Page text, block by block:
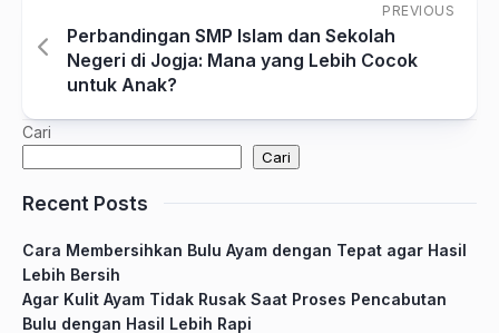
PREVIOUS
Perbandingan SMP Islam dan Sekolah
Negeri di Jogja: Mana yang Lebih Cocok
untuk Anak?
Cari
Cari
Recent Posts
Cara Membersihkan Bulu Ayam dengan Tepat agar Hasil
Lebih Bersih
Agar Kulit Ayam Tidak Rusak Saat Proses Pencabutan
Bulu dengan Hasil Lebih Rapi